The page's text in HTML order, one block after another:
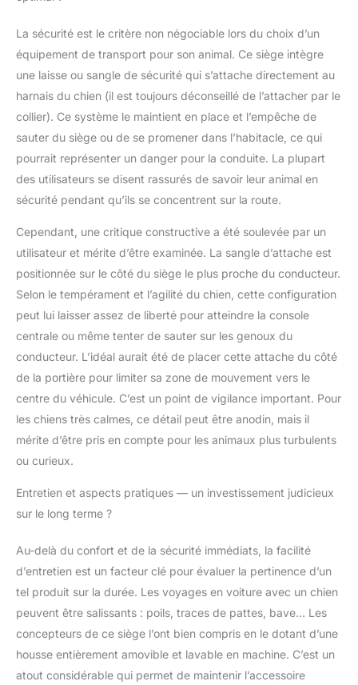
Il dispose de poches
latérales de grande
capacité sur les deux
côtés, offrant un
ranger des collations
pour chien, des
croquettes pour chiot
et d'autres éléments
installation nécessaire :
pour chien est prêt à
l'emploi dès la sortie de
la boîte. Il est livré
emballé sous vide et se
développe entièrement
pour atteindre sa forme
optimale en 12 heures.
Le siège rehausseur
pour chien est
entièrement amovible
et lavable. Ouvrez la
fermeture éclair
inférieure, retirez
votre animal de
confortable.
La sécurité est le critère non négociable lors du choix d’un
équipement de transport pour son animal. Ce siège intègre
une laisse ou sangle de sécurité qui s’attache directement au
harnais du chien (il est toujours déconseillé de l’attacher par le
collier). Ce système le maintient en place et l’empêche de
sauter du siège ou de se promener dans l’habitacle, ce qui
pourrait représenter un danger pour la conduite. La plupart
des utilisateurs se disent rassurés de savoir leur animal en
sécurité pendant qu’ils se concentrent sur la route.
Cependant, une critique constructive a été soulevée par un
utilisateur et mérite d’être examinée. La sangle d’attache est
positionnée sur le côté du siège le plus proche du conducteur.
Selon le tempérament et l’agilité du chien, cette configuration
peut lui laisser assez de liberté pour atteindre la console
centrale ou même tenter de sauter sur les genoux du
conducteur. L’idéal aurait été de placer cette attache du côté
de la portière pour limiter sa zone de mouvement vers le
centre du véhicule. C’est un point de vigilance important. Pour
les chiens très calmes, ce détail peut être anodin, mais il
mérite d’être pris en compte pour les animaux plus turbulents
ou curieux.
Entretien et aspects pratiques — un investissement judicieux
sur le long terme ?
Au-delà du confort et de la sécurité immédiats, la facilité
d’entretien est un facteur clé pour évaluer la pertinence d’un
tel produit sur la durée. Les voyages en voiture avec un chien
peuvent être salissants : poils, traces de pattes, bave… Les
concepteurs de ce siège l’ont bien compris en le dotant d’une
housse entièrement amovible et lavable en machine. C’est un
atout considérable qui permet de maintenir l’accessoire